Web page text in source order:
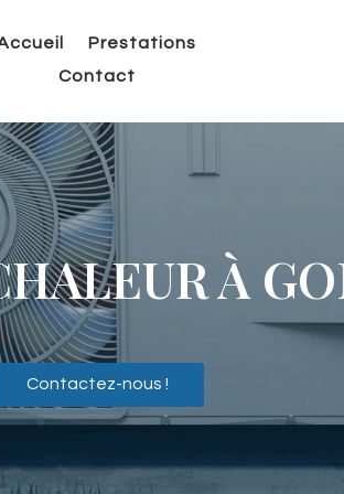
Prestations
Contact
À
Contactez-nous !